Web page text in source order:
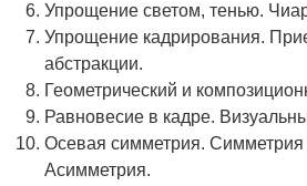
Упрощение светом, тенью.
Упрощение кадрирования.
абстракции.
Геометрический и
Равновесие в кадре.
Осевая симметрия. Симметрия
Асимметрия.